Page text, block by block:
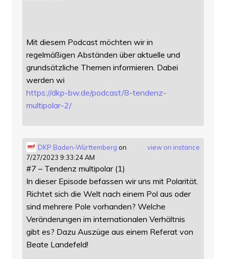
Mit diesem Podcast möchten wir in
regelmäßigen Abständen über aktuelle und
grundsätzliche Themen informieren. Dabei
werden wi
https://dkp-bw.de/podcast/8-tendenz-
multipolar-2/
view on instance
DKP Baden-Württemberg on
7/27/2023 9:33:24 AM
#7 – Tendenz multipolar (1)
In dieser Episode befassen wir uns mit Polarität.
Richtet sich die Welt nach einem Pol aus oder
sind mehrere Pole vorhanden? Welche
Veränderungen im internationalen Verhältnis
gibt es? Dazu Auszüge aus einem Referat von
Beate Landefeld!